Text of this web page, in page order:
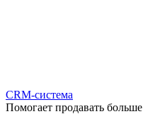
CRM-система
Помогает продавать больше